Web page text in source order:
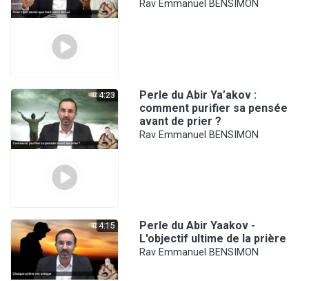
Rav Emmanuel BENSIMON
4:23
Perle du Abir Ya’akov :
comment purifier sa pensée
avant de prier ?
Rav Emmanuel BENSIMON
4:15
Perle du Abir Yaakov -
L'objectif ultime de la prière
Rav Emmanuel BENSIMON